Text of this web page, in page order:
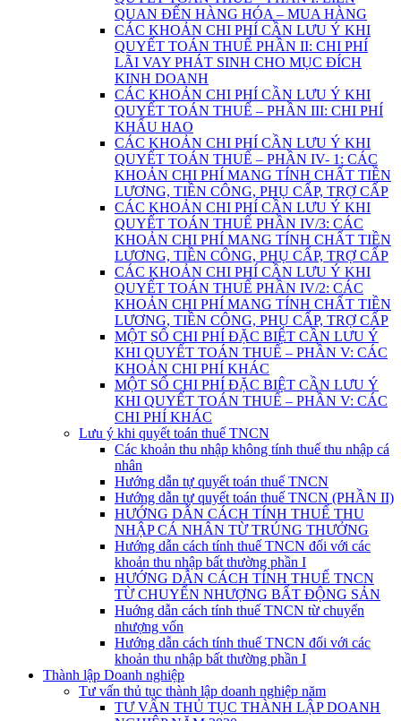
QUAN ĐẾN HÀNG HÓA – MUA HÀNG
CÁC KHOẢN CHI PHÍ CẦN LƯU Ý KHI
QUYẾT TOÁN THUẾ PHẦN II: CHI PHÍ
LÃI VAY PHÁT SINH CHO MỤC ĐÍCH
KINH DOANH
CÁC KHOẢN CHI PHÍ CẦN LƯU Ý KHI
QUYẾT TOÁN THUẾ – PHẦN III: CHI PHÍ
KHẤU HAO
CÁC KHOẢN CHI PHÍ CẦN LƯU Ý KHI
QUYẾT TOÁN THUẾ – PHẦN IV- 1: CÁC
KHOẢN CHI PHÍ MANG TÍNH CHẤT TIỀN
LƯƠNG, TIỀN CÔNG, PHỤ CẤP, TRỢ CẤP
CÁC KHOẢN CHI PHÍ CẦN LƯU Ý KHI
QUYẾT TOÁN THUẾ PHẦN IV/3: CÁC
KHOẢN CHI PHÍ MANG TÍNH CHẤT TIỀN
LƯƠNG, TIỀN CÔNG, PHỤ CẤP, TRỢ CẤP
CÁC KHOẢN CHI PHÍ CẦN LƯU Ý KHI
QUYẾT TOÁN THUẾ PHẦN IV/2: CÁC
KHOẢN CHI PHÍ MANG TÍNH CHẤT TIỀN
LƯƠNG, TIỀN CÔNG, PHỤ CẤP, TRỢ CẤP
MỘT SỐ CHI PHÍ ĐẶC BIỆT CẦN LƯU Ý
KHI QUYẾT TOÁN THUẾ – PHẦN V: CÁC
KHOẢN CHI PHÍ KHÁC
MỘT SỐ CHI PHÍ ĐẶC BIỆT CẦN LƯU Ý
KHI QUYẾT TOÁN THUẾ – PHẦN V: CÁC
CHI PHÍ KHÁC
Lưu ý khi quyết toán thuế TNCN
Các khoản thu nhập không tính thuế thu nhập cá
nhân
Hướng dẫn tự quyết toán thuế TNCN
Hướng dẫn tự quyết toán thuế TNCN (PHẦN II)
HƯỚNG DẪN CÁCH TÍNH THUẾ THU
NHẬP CÁ NHÂN TỪ TRÚNG THƯỞNG
Hướng dẫn cách tính thuế TNCN đối với các
khoản thu nhập bất thường phần I
HƯỚNG DẪN CÁCH TÍNH THUẾ TNCN
TỪ CHUYỂN NHƯỢNG BẤT ĐỘNG SẢN
Huớng dẫn cách tính thuế TNCN từ chuyển
nhượng vốn
Hướng dẫn cách tính thuế TNCN đối với các
khoản thu nhập bất thường phần I
Thành lập Doanh nghiệp
Tư vấn thủ tục thành lập doanh nghiệp năm
TƯ VẤN THỦ TỤC THÀNH LẬP DOANH